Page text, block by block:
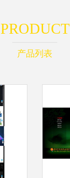
PRODUCT
产品列表